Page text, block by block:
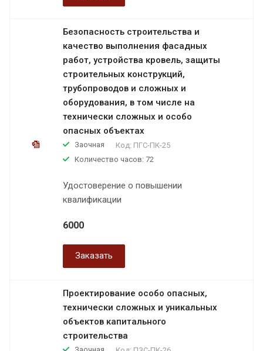
Безопасность строительства и
качество выполнения фасадных
работ, устройства кровель, защиты
строительных конструкций,
трубопроводов и сложных и
оборудования, в том числе на
технически сложных и особо
опасных объектах
Заочная Код: ПГС-ПК-25
Количество часов: 72
Удостоверение о повышении
квалификации
6000
Заказать
Проектирование особо опасных,
технически сложных и уникальных
объектов капитального
строительства